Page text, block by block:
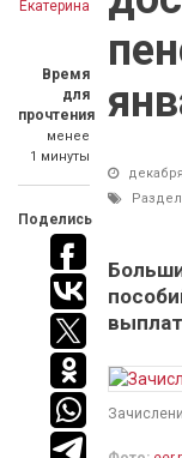
Екатерина
Время
для
прочтения
менее
1 минуты
Поделись